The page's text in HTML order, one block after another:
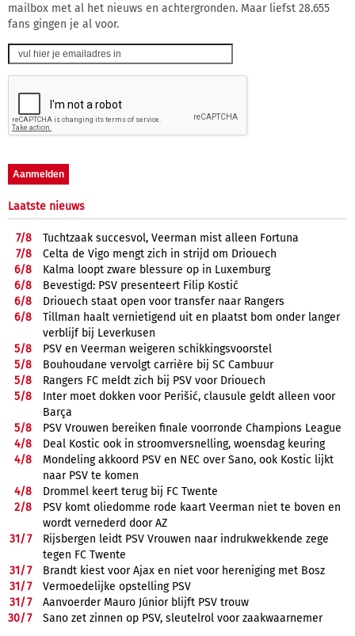
mailbox met al het nieuws en achtergronden. Maar liefst 28.655
fans gingen je al voor.
Laatste nieuws
7/8
Tuchtzaak succesvol, Veerman mist alleen Fortuna
7/8
Celta de Vigo mengt zich in strijd om Driouech
6/8
Kalma loopt zware blessure op in Luxemburg
6/8
Bevestigd: PSV presenteert Filip Kostić
6/8
Driouech staat open voor transfer naar Rangers
6/8
Tillman haalt vernietigend uit en plaatst bom onder langer
verblijf bij Leverkusen
5/8
PSV en Veerman weigeren schikkingsvoorstel
5/8
Bouhoudane vervolgt carrière bij SC Cambuur
5/8
Rangers FC meldt zich bij PSV voor Driouech
5/8
Inter moet dokken voor Perišić, clausule geldt alleen voor
Barça
5/8
PSV Vrouwen bereiken finale voorronde Champions League
4/8
Deal Kostic ook in stroomversnelling, woensdag keuring
4/8
Mondeling akkoord PSV en NEC over Sano, ook Kostic lijkt
naar PSV te komen
4/8
Drommel keert terug bij FC Twente
2/8
PSV komt oliedomme rode kaart Veerman niet te boven en
wordt vernederd door AZ
31/7
Rijsbergen leidt PSV Vrouwen naar indrukwekkende zege
tegen FC Twente
31/7
Brandt kiest voor Ajax en niet voor hereniging met Bosz
31/7
Vermoedelijke opstelling PSV
31/7
Aanvoerder Mauro Júnior blijft PSV trouw
30/7 Sano zet zinnen op PSV, sleutelrol voor zaakwaarnemer